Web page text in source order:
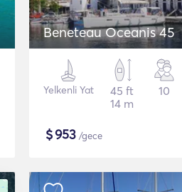
Beneteau Oceanis 45
Yelkenli Yat
45 ft
14 m
10
$953 /gece